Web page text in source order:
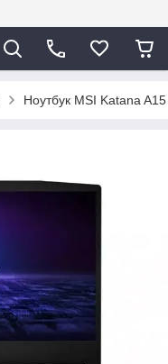
Ноутбук MSI Katana